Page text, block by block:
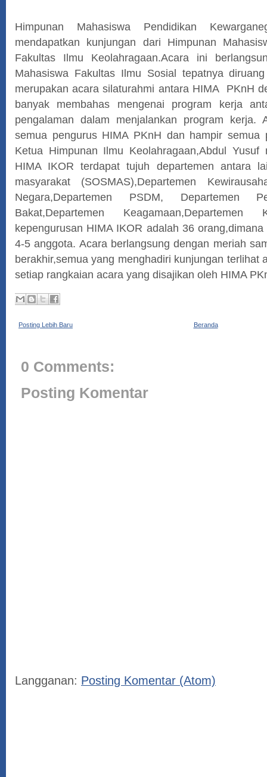
Himpunan Mahasiswa Pendidikan
mendapatkan kunjungan dari Himpunan
Fakultas Ilmu Keolahragaan.Acara ini
Mahasiswa Fakultas Ilmu Sosial tepatnya
merupakan acara silaturahmi antara HIMA PKnH
banyak membahas mengenai program kerja
pengalaman dalam menjalankan program kerja.
semua pengurus HIMA PKnH dan hampir semua
Ketua Himpunan Ilmu Keolahragaan,Abdul Yusuf
HIMA IKOR terdapat tujuh departemen antara
masyarakat (SOSMAS),Departemen
Negara,Departemen PSDM, Departemen
Bakat,Departemen Keagamaan,Departemen
kepengurusan HIMA IKOR adalah 36
4-5 anggota.Acara berlangsung dengan meriah
berakhir,semua yang menghadiri kunjungan terlihat
setiap rangkaian acara yang disajikan oleh HIMA
Posting Lebih Baru Beranda
0 Comments:
Posting Komentar
Langganan: Posting Komentar (Atom)